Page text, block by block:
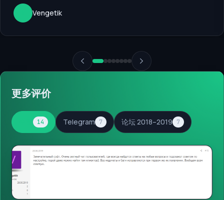
Vengetik
更多评价
14 Telegram 7 论坛 2018–2019 7